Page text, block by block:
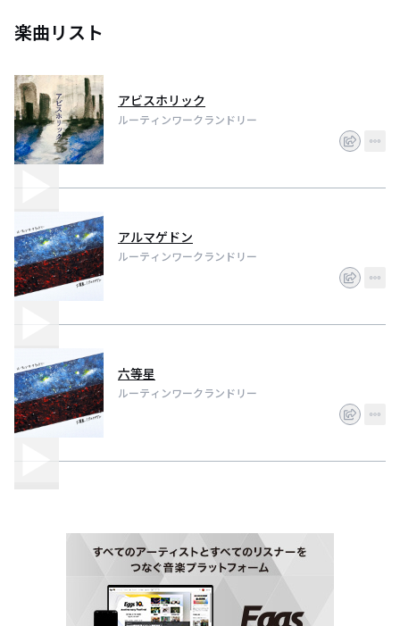
楽曲リスト
アビスホリック
ルーティンワークランドリー
アルマゲドン
ルーティンワークランドリー
六等星
ルーティンワークランドリー